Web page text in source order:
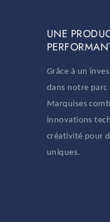
UNE
Grâce à un
dans notre parc
Marquises
innovations
créativité pour
uniques.